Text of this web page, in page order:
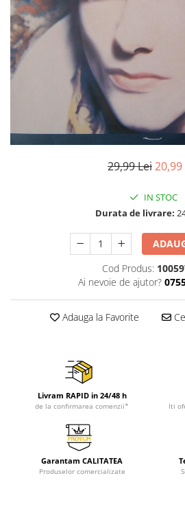
Viniluri Românești
Colecția Electrecord
29,99 Lei20,99
IN STOC
Durata de livrare:
Cod Produs:
Ai nevoie de ajutor?
Adauga la Favorite
Livram RAPID in 24/48 h
de la confirmarea comenzii* Iti
Garantam CALITATEA
Produselor comercializate